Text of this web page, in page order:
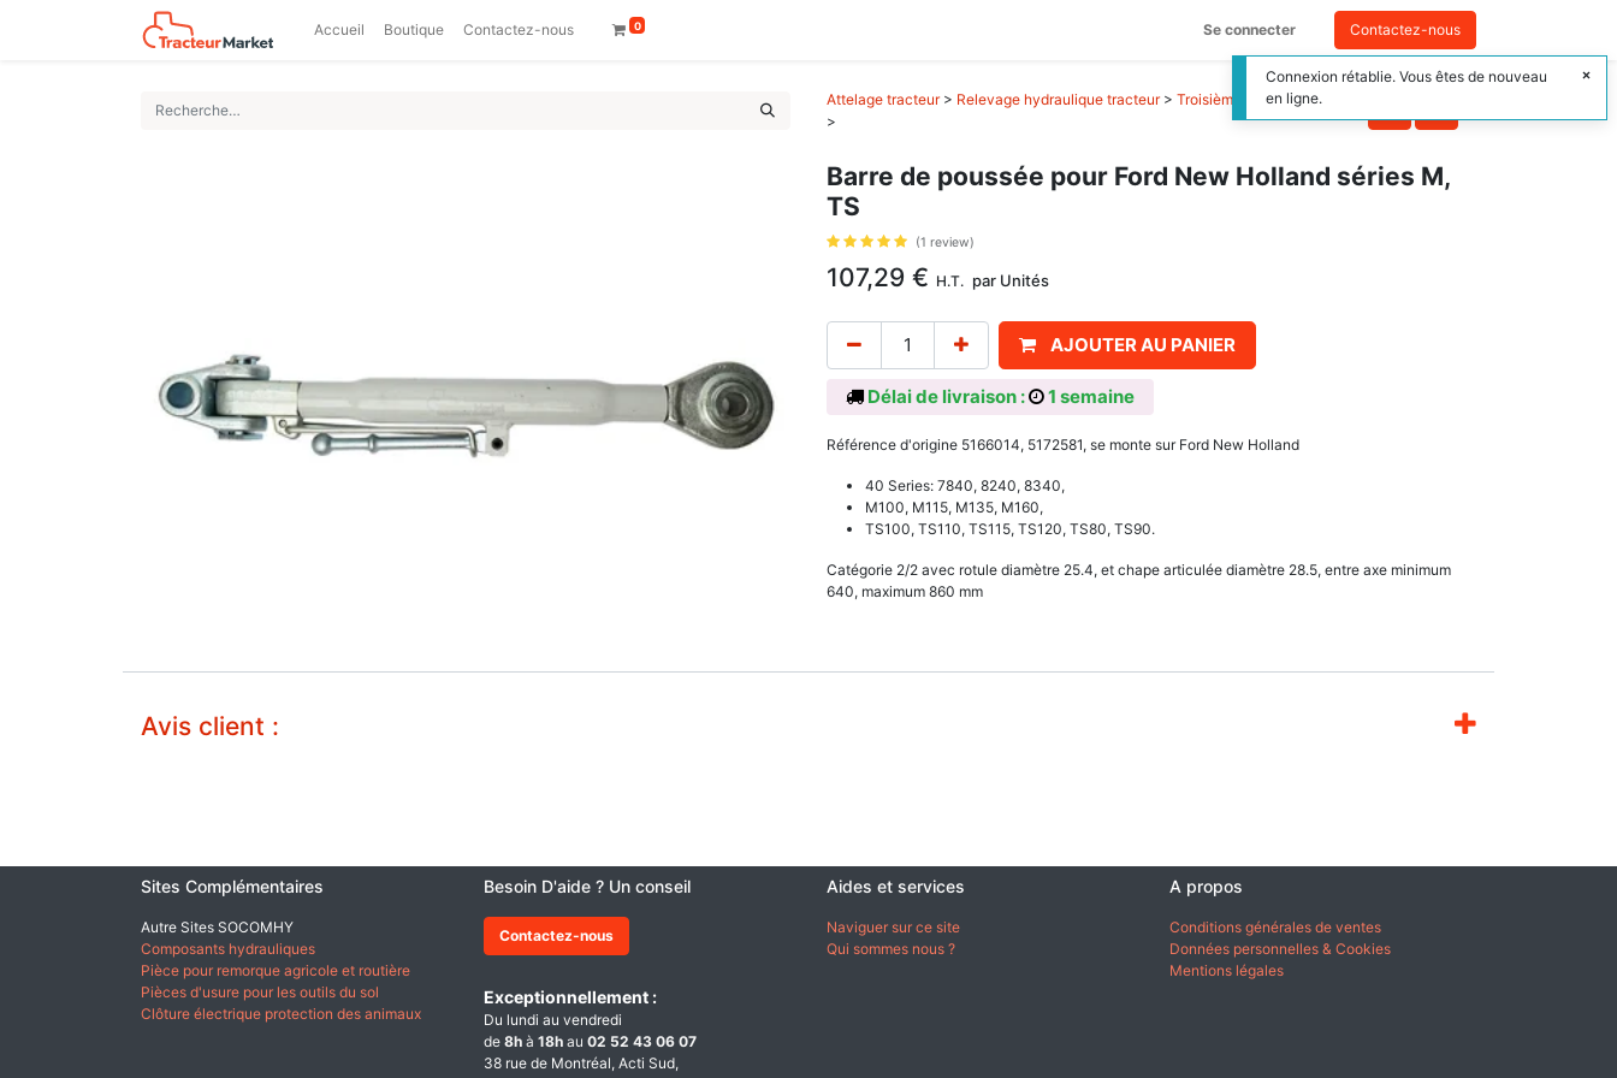
Accueil Boutique Contactez-nous 0 Se connecter Contactez-nous
Attelage tracteur> Relevage hydraulique tracteur> Troisième point de relevage
>
Barre de poussée pour Ford New Holland séries M,
TS
(1 review)
107,29 € H.T. par Unités
AJOUTER AU PANIER
Délai de livraison : 1 semaine
Référence d'origine 5166014, 5172581, se monte sur Ford New Holland
40 Series: 7840, 8240, 8340,
M100, M115, M135, M160,
TS100, TS110, TS115, TS120, TS80, TS90.
Catégorie 2/2 avec rotule diamètre 25.4, et chape articulée diamètre 28.5, entre axe minimum
640, maximum 860 mm
Avis client :
Sites Complémentaires
Autre Sites SOCOMHY
Composants hydrauliques
Pièce pour remorque agricole et routière
Pièces d'usure pour les outils du sol
Clôture électrique protection des animaux
Besoin D'aide ? Un conseil
Contactez-nous
Exceptionnellement :
Du lundi au vendredi
de 8h à 18h au 02 52 43 06 07
38 rue de Montréal, Acti Sud,
Aides et services
Naviguer sur ce site
Qui sommes nous ?
A propos
Conditions générales de ventes
Données personnelles & Cookies
Mentions légales
Connexion rétablie. Vous êtes de nouveau
en ligne.